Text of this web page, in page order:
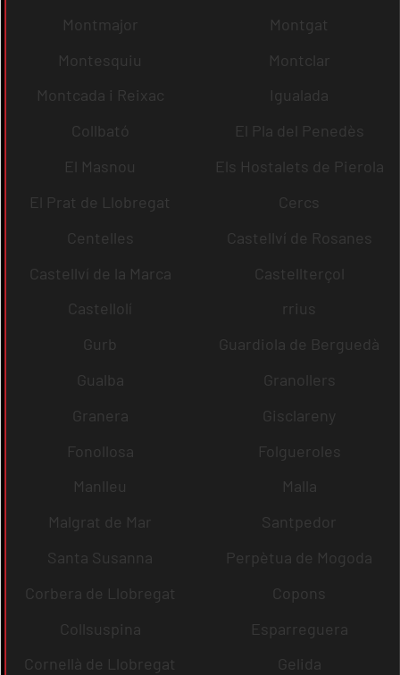
Montmajor
Montgat
Montesquiu
Montclar
Montcada i Reixac
Igualada
Collbató
El Pla del Penedès
El Masnou
Els Hostalets de Pierola
El Prat de Llobregat
Cercs
Centelles
Castellví de Rosanes
Castellví de la Marca
Castellterçol
Castellolí
rrius
Gurb
Guardiola de Berguedà
Gualba
Granollers
Granera
Gisclareny
Fonollosa
Folgueroles
Manlleu
Malla
Malgrat de Mar
Santpedor
Santa Susanna
Perpètua de Mogoda
Corbera de Llobregat
Copons
Collsuspina
Esparreguera
Cornellà de Llobregat
Gelida